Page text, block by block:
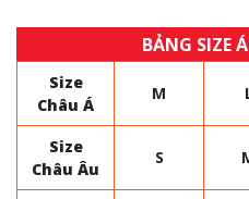
BẢNG SIZE
Size
Châu Á
M
Size
Châu Âu
S